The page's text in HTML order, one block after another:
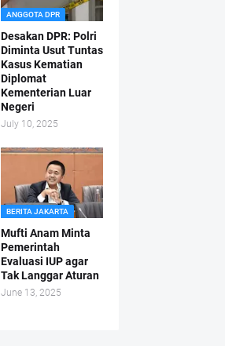
ANGGOTA DPR
Desakan DPR: Polri
Diminta Usut Tuntas
Kasus Kematian
Diplomat
Kementerian Luar
Negeri
July 10, 2025
BERITA JAKARTA
Mufti Anam Minta
Pemerintah
Evaluasi IUP agar
Tak Langgar Aturan
June 13, 2025